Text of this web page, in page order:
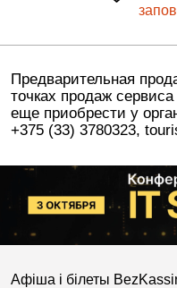
Предварительная
точках продаж
еще приобрести у
+375 (33) 3780323,
Афіша і білеты